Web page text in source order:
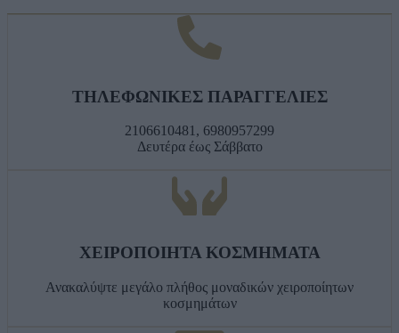
ΤΗΛΕΦΩΝΙΚΕΣ ΠΑΡΑΓΓΕΛΙΕΣ
2106610481, 6980957299
Δευτέρα έως Σάββατο
ΧΕΙΡΟΠΟΙΗΤΑ ΚΟΣΜΗΜΑΤΑ
Ανακαλύψτε μεγάλο πλήθος μοναδικών χειροποίητων
κοσμημάτων